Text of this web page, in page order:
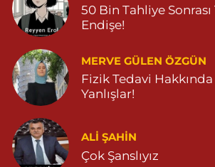
50 Bin Tahliye
Endişe!
MERVE GÜLEN ÖZGÜN
Fizik Tedavi
Yanlışlar!
ALI ŞAHİN
Çok Şanslıyız